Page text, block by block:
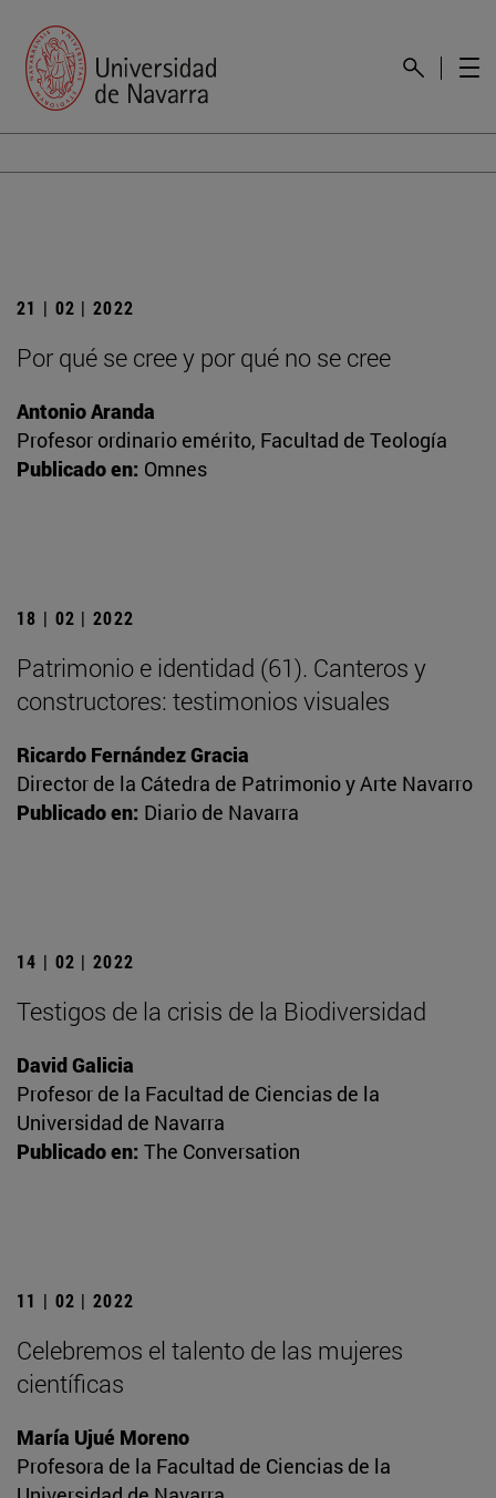
21 | 02 | 2022
Por qué se cree y por qué no se cree
Antonio Aranda
Profesor ordinario emérito, Facultad de Teología
Publicado en: Omnes
18 | 02 | 2022
Patrimonio e identidad (61). Canteros y
constructores: testimonios visuales
Ricardo Fernández Gracia
Director de la Cátedra de Patrimonio y Arte Navarro
Publicado en: Diario de Navarra
14 | 02 | 2022
Testigos de la crisis de la Biodiversidad
David Galicia
Profesor de la Facultad de Ciencias de la
Universidad de Navarra
Publicado en: The Conversation
11 | 02 | 2022
Celebremos el talento de las mujeres
científicas
María Ujué Moreno
Profesora de la Facultad de Ciencias de la